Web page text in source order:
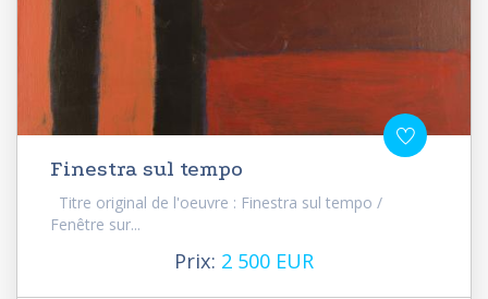
Finestra sul tempo
Titre original de l'oeuvre : Finestra sul tempo /
Fenêtre sur...
Prix: 2 500 EUR